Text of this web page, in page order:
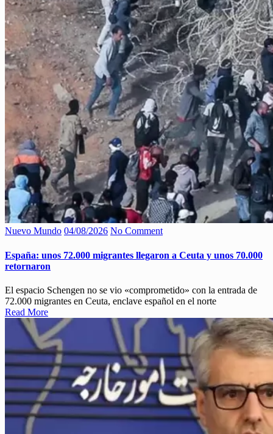
Nuevo Mundo 04/08/2026 No Comment
España: unos 72.000 migrantes llegaron a Ceuta y unos 70.000
retornaron
El espacio Schengen no se vio «comprometido» con la entrada de
72.000 migrantes en Ceuta, enclave español en el norte
Read More